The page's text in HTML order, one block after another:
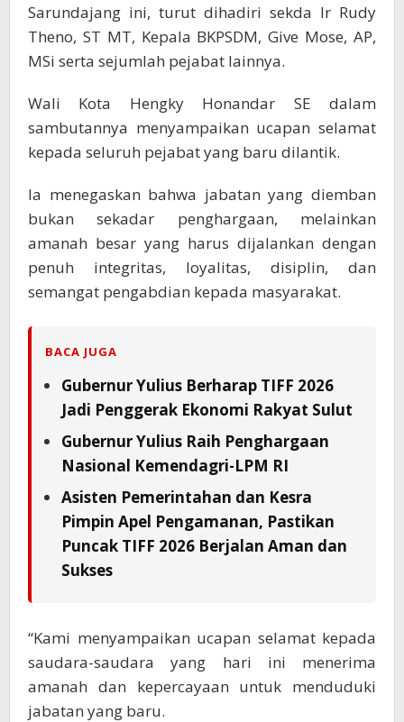
Sarundajang ini, turut dihadiri sekda Ir Rudy
Theno, ST MT, Kepala BKPSDM, Give Mose, AP,
MSi serta sejumlah pejabat lainnya.
Wali Kota Hengky Honandar SE dalam
sambutannya menyampaikan ucapan selamat
kepada seluruh pejabat yang baru dilantik.
Ia menegaskan bahwa jabatan yang diemban
bukan sekadar penghargaan, melainkan
amanah besar yang harus dijalankan dengan
penuh integritas, loyalitas, disiplin, dan
semangat pengabdian kepada masyarakat.
BACA JUGA
Gubernur Yulius Berharap TIFF 2026
Jadi Penggerak Ekonomi Rakyat Sulut
Gubernur Yulius Raih Penghargaan
Nasional Kemendagri-LPM RI
Asisten Pemerintahan dan Kesra
Pimpin Apel Pengamanan, Pastikan
Puncak TIFF 2026 Berjalan Aman dan
Sukses
“Kami menyampaikan ucapan selamat kepada
saudara-saudara yang hari ini menerima
amanah dan kepercayaan untuk menduduki
jabatan yang baru.